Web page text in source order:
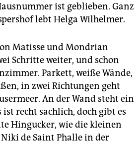
ist geblieben. Ganz
lebt Helga Wilhelmer.
Matisse und Mondrian
Schritte weiter, und schon
Parkett, weiße Wände,
in zwei Richtungen geht
An der Wand steht ein
ist recht sachlich, doch gibt es
Hingucker, wie die kleinen
de Saint Phalle in der